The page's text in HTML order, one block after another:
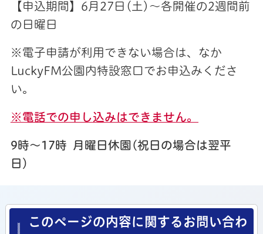
【申込期間】6月27日(土)～各開催の2週間前
の日曜日
※電子申請が利用できない場合は、なか
LuckyFM公園内特設窓口でお申込みくださ
い。
※電話での申し込みはできません。
9時～17時
月曜日休園(祝日の場合は翌平
日）
このページの内容に関するお問い合わ